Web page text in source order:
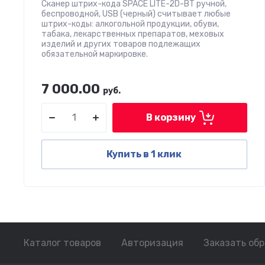
Сканер штрих-кода SPACE LITE-2D-BT ручной,
беспроводной, USB (черный) считывает любые
штрих-коды: алкогольной продукции, обуви,
табака, лекарственных препаратов, меховых
изделий и других товаров подлежащих
обязательной маркировке.
7 000.00 руб.
В корзину
Купить в 1 клик
Каталог товаров Авторизация Заказать